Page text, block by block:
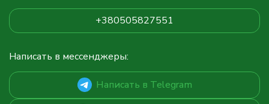
+380505827551
Написать в мессенджеры:
Написать в Telegram